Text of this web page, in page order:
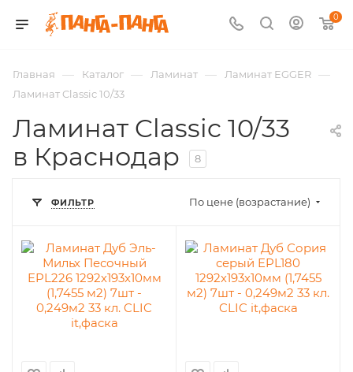
0
Главная — Каталог — Ламинат — Ламинат EGGER —
Ламинат Classic 10/33
Ламинат Classic 10/33
в Краснодар
8
ФИЛЬТР По цене (возрастание)